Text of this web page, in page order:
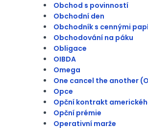
Obchod s povinností
Obchodní den
Obchodník s cennými
Obchodování na páku
Obligace
OIBDA
Omega
One cancel the another
Opce
Opční kontrakt
Opční prémie
Operativní marže